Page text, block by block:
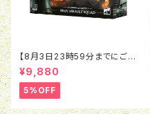
【8月3日23時59分までにご予
約で5％OFF】ホルスヘレシー：
レギオネス・アスタルテス：MkIV
アサルト・スカッド
¥9,880
5%OFF